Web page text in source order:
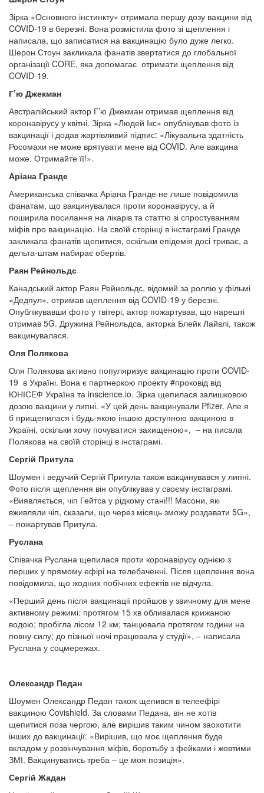
Зірка «Основного інстинкту» отримала першу дозу вакцини від
COVID-19 в березні. Вона розмістила фото зі щеплення і
написала, що записатися на вакцинацію було дуже легко.
Шерон Стоун закликала фанатів звертатися до глобальної
організації CORE, яка допомагає отримати щеплення від
COVID-19.
Г’ю Джекман
Австралійський актор Г’ю Джекман отримав щеплення від
коронавірусу у квітні. Зірка «Людей Ікс» опублікував фото із
вакцинації і додав жартівливий підпис: «Лікувальна здатність
Росомахи не може врятувати мене від COVID. Але вакцина
може. Отримайте її!».
Аріана Гранде
Американська співачка Аріана Гранде не лише повідомила
фанатам, що вакцинувалася проти коронавірусу, а й
поширила посилання на лікарів та статтю зі спростуванням
міфів про вакцинацію. На своїй сторінці в інстаграмі Гранде
закликала фанатів щепитися, оскільки епідемія досі триває, а
дельта-штам набирає обертів.
Раян Рейнольдс
Канадський актор Раян Рейнольдс, відомий за роллю у фільмі
«Дедпул», отримав щеплення від COVID-19 у березні.
Опублікувавши фото у твітері, актор пожартував, що нарешті
отримав 5G. Дружина Рейнольдса, акторка Блейк Лайвлі, також
вакцинувалася.
Оля Полякова
Оля Полякова активно популяризує вакцинацію проти COVID-
19 в Україні. Вона є партнеркою проекту #проковід від
ЮНІСЕФ Україна та inscience.io. Зірка щепилася залишковою
дозою вакцини у липні. «У цей день вакцинували Pfizer. Але я
б прищепилася і будь-якою іншою доступною вакциною в
Україні, оскільки хочу почуватися захищеною», – на писала
Полякова на своїй сторінці в інстаграмі.
Сергій Притула
Шоумен і ведучий Сергій Притула також вакцинувався у липні.
Фото після щеплення він опублікував у своєму інстаграмі.
«Виявляється, чіп Гейтса у рідкому стані!!! Масони, які
вживляли чіп, сказали, що через місяць зможу роздавати 5G»,
– пожартував Притула.
Руслана
Співачка Руслана щепилася проти коронавірусу однією з
перших у прямому ефірі на телебаченні. Після щеплення вона
повідомила, що жодних побічних ефектів не відчула.
«Перший день після вакцинації пройшов у звичному для мене
активному режимі: протягом 15 хв обливалася крижаною
водою; пробігла лісом 12 км; танцювала протягом години на
повну силу; до пізньої ночі працювала у студії», – написала
Руслана у соцмережах.
Олександр Педан
Шоумен Олександр Педан також щепився в телеефірі
вакциною Covishield. За словами Педана, він не хотів
щепитися поза чергою, але вирішив таким чином заохотити
інших до вакцинації: «Вирішив, що моє щеплення буде
вкладом у розвінчування міфів, боротьбу з фейками і жовтими
ЗМІ. Вакцинуватись треба – це моя позиція».
Сергій Жадан